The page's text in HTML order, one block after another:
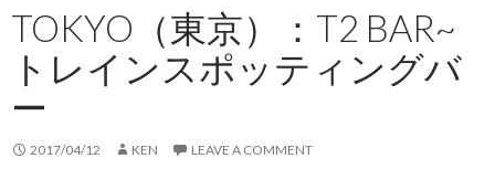
TOKYO（東京）：T2 BAR~
トレインスポッティングバ
ー
2017/04/12 KEN LEAVE A COMMENT